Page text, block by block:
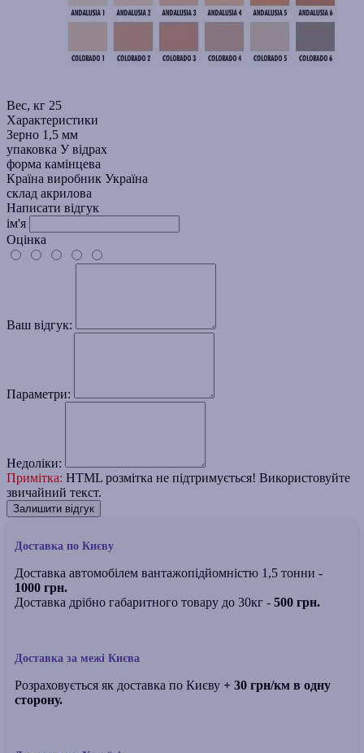
Вес, кг 25
Характеристики
Зерно 1,5 мм
упаковка У відрах
форма камінцева
Країна виробник Україна
склад акрилова
Написати відгук
ім'я
Оцінка
Ваш відгук:
Параметри:
Недоліки:
Примітка: HTML розмітка не підтримується! Використовуйте
звичайний текст.
Залишити відгук
Доставка по Києву
Доставка автомобілем вантажопідйомністю 1,5 тонни -
1000 грн.
Доставка дрібно габаритного товару до 30кг - 500 грн.
Доставка за межі Києва
Розраховується як доставка по Києву + 30 грн/км в одну
сторону.